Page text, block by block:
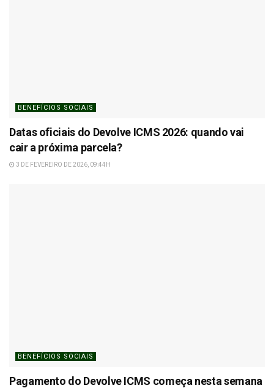
BENEFÍCIOS SOCIAIS
Datas oficiais do Devolve ICMS 2026: quando vai
cair a próxima parcela?
3 DE FEVEREIRO DE 2026, 09:44H
BENEFÍCIOS SOCIAIS
Pagamento do Devolve ICMS começa nesta semana